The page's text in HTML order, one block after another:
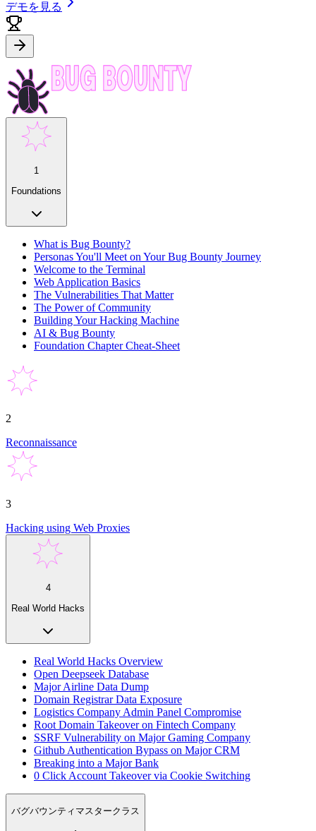
デモを見る
1
Foundations
What is Bug Bounty?
Personas You'll Meet on Your Bug Bounty Journey
Welcome to the Terminal
Web Application Basics
The Vulnerabilities That Matter
The Power of Community
Building Your Hacking Machine
AI & Bug Bounty
Foundation Chapter Cheat-Sheet
2
Reconnaissance
3
Hacking using Web Proxies
4
Real World Hacks
Real World Hacks Overview
Open Deepseek Database
Major Airline Data Dump
Domain Registrar Data Exposure
Logistics Company Admin Panel Compromise
Root Domain Takeover on Fintech Company
SSRF Vulnerability on Major Gaming Company
Github Authentication Bypass on Major CRM
Breaking into a Major Bank
0 Click Account Takeover via Cookie Switching
バグバウンティマスタークラス